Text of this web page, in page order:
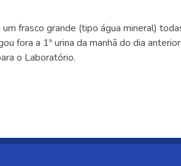
frasco grande (tipo água mineral)
fora a 1ª urina da manhã do dia
o Laboratório.